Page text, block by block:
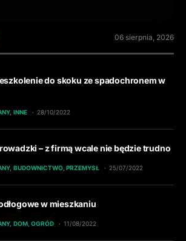
06 sierpnia, 2026
do skoku ze spadochronem w
INNE 28/10/2022
– z firmą wcale nie będzie trudno
BUDOWNICTWO, PRZEMYSŁ 25/07/2022
w mieszkaniu
DOM, OGRÓD 11/08/2022